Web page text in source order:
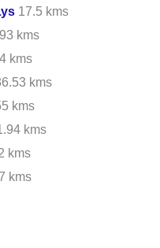
17.5 kms
kms
kms
kms
kms
kms
kms
kms